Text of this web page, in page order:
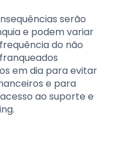
serão
e podem variar
do não
em dia para evitar
e para
ao suporte e